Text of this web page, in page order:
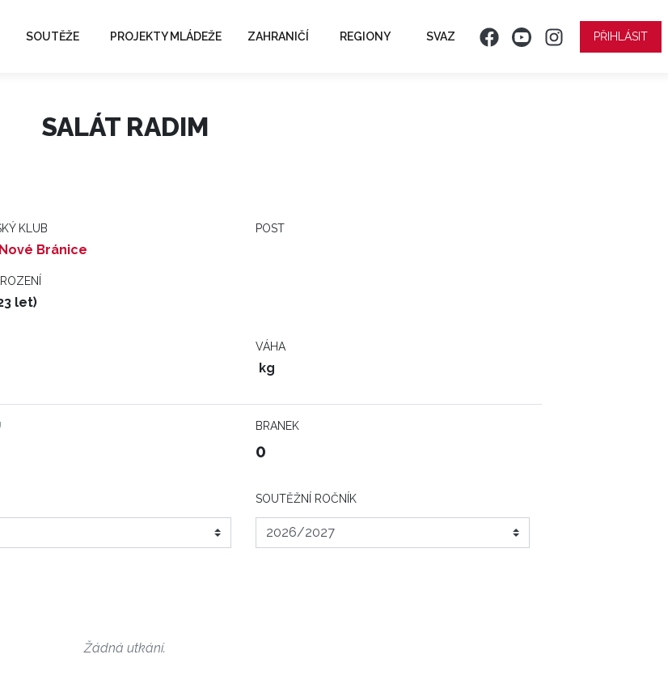
SOUTĚŽE PROJEKTY MLÁDEŽE ZAHRANIČÍ REGIONY SVAZ PŘIHLÁSIT
SALÁT RADIM
KLUB
Bránice
POST
let)
VÁHA
kg
BRANEK
0
SOUTĚŽNÍ ROČNÍK
Žádná utkání.